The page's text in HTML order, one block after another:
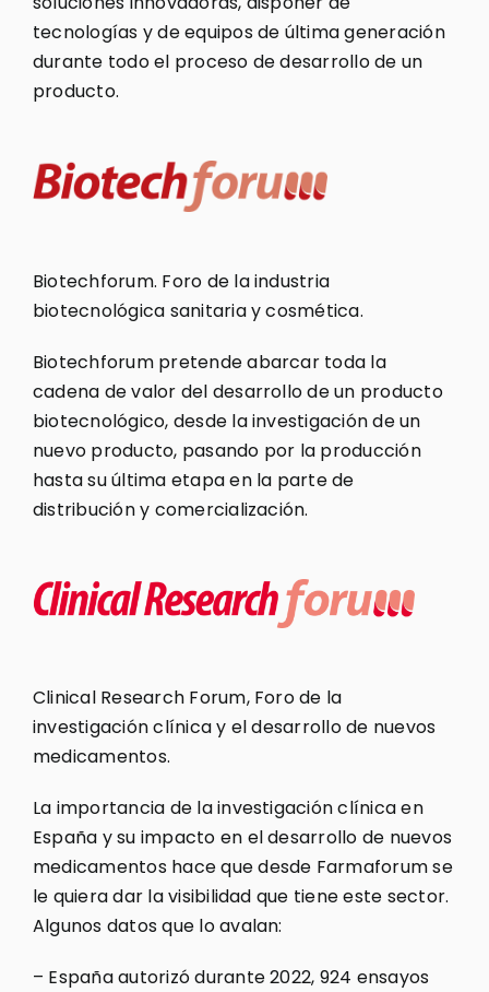
tecnologías y de equipos de última generación
durante todo el proceso de desarrollo de un
producto.
Biotechforum. Foro de la industria
biotecnológica sanitaria y cosmética.
Biotechforum pretende abarcar toda la
cadena de valor del desarrollo de un producto
biotecnológico, desde la investigación de un
nuevo producto, pasando por la producción
hasta su última etapa en la parte de
distribución y comercialización.
Clinical Research Forum, Foro de la
investigación clínica y el desarrollo de nuevos
medicamentos.
La importancia de la investigación clínica en
España y su impacto en el desarrollo de nuevos
medicamentos hace que desde Farmaforum se
le quiera dar la visibilidad que tiene este sector.
Algunos datos que lo avalan:
– España autorizó durante 2022, 924 ensayos